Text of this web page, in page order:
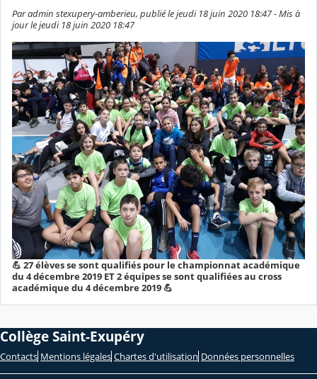
Par admin stexupery-amberieu, publié le jeudi 18 juin 2020 18:47 - Mis à
jour le jeudi 18 juin 2020 18:47
💪 27 élèves se sont qualifiés pour le championnat académique
du 4 décembre 2019 ET 2 équipes se sont qualifiées au cross
académique du 4 décembre 2019 💪
Collège Saint-Exupéry
Contacts Mentions légales Chartes d'utilisation Données personnelles